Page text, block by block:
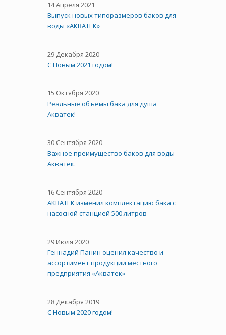
14 Апреля 2021
Выпуск новых типоразмеров баков для
воды «АКВАТЕК»
29 Декабря 2020
С Новым 2021 годом!
15 Октября 2020
Реальные объемы бака для душа
Акватек!
30 Сентября 2020
Важное преимущество баков для воды
Акватек.
16 Сентября 2020
АКВАТЕК изменил комплектацию бака с
насосной станцией 500 литров
29 Июля 2020
Геннадий Панин оценил качество и
ассортимент продукции местного
предприятия «Акватек»
28 Декабря 2019
С Новым 2020 годом!